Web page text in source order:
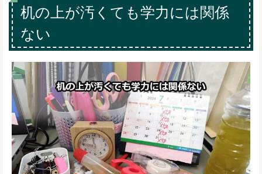
机の上が汚くても学力には関係
ない